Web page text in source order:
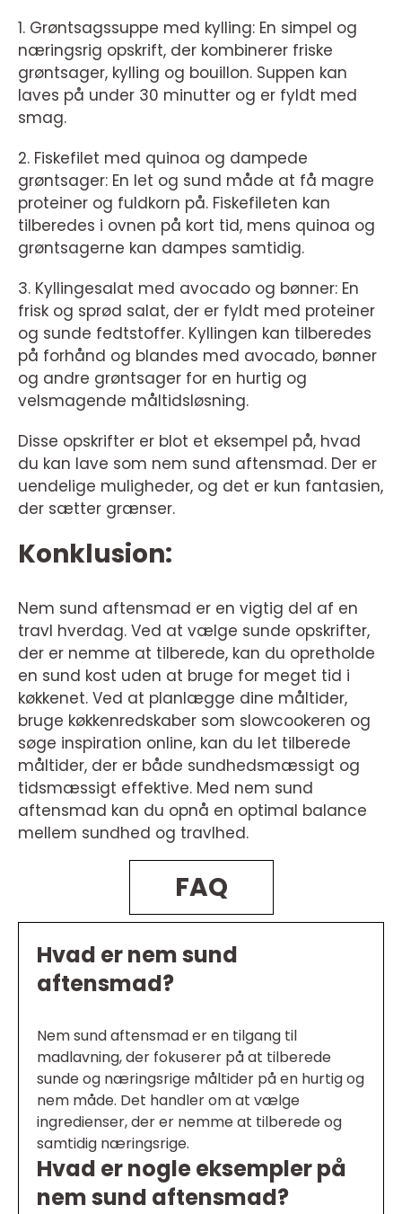
1. Grøntsagssuppe med kylling: En simpel og
næringsrig opskrift, der kombinerer friske
grøntsager, kylling og bouillon. Suppen kan
laves på under 30 minutter og er fyldt med
smag.
2. Fiskefilet med quinoa og dampede
grøntsager: En let og sund måde at få magre
proteiner og fuldkorn på. Fiskefileten kan
tilberedes i ovnen på kort tid, mens quinoa og
grøntsagerne kan dampes samtidig.
3. Kyllingesalat med avocado og bønner: En
frisk og sprød salat, der er fyldt med proteiner
og sunde fedtstoffer. Kyllingen kan tilberedes
på forhånd og blandes med avocado, bønner
og andre grøntsager for en hurtig og
velsmagende måltidsløsning.
Disse opskrifter er blot et eksempel på, hvad
du kan lave som nem sund aftensmad. Der er
uendelige muligheder, og det er kun fantasien,
der sætter grænser.
Konklusion:
Nem sund aftensmad er en vigtig del af en
travl hverdag. Ved at vælge sunde opskrifter,
der er nemme at tilberede, kan du opretholde
en sund kost uden at bruge for meget tid i
køkkenet. Ved at planlægge dine måltider,
bruge køkkenredskaber som slowcookeren og
søge inspiration online, kan du let tilberede
måltider, der er både sundhedsmæssigt og
tidsmæssigt effektive. Med nem sund
aftensmad kan du opnå en optimal balance
mellem sundhed og travlhed.
FAQ
Hvad er nem sund
aftensmad?
Nem sund aftensmad er en tilgang til
madlavning, der fokuserer på at tilberede
sunde og næringsrige måltider på en hurtig og
nem måde. Det handler om at vælge
ingredienser, der er nemme at tilberede og
samtidig næringsrige.
Hvad er nogle eksempler på
nem sund aftensmad?